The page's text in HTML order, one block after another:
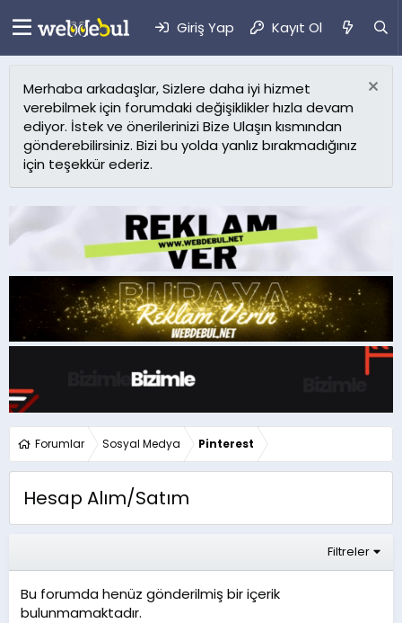
Giriş Yap Kayıt Ol
Merhaba arkadaşlar, Sizlere daha iyi hizmet
verebilmek için forumdaki değişiklikler hızla devam
ediyor. İstek ve önerilerinizi Bize Ulaşın kısmından
gönderebilirsiniz. Bizi bu yolda yanlız bırakmadığınız
için teşekkür ederiz.
Forumlar Sosyal Medya Pinterest
Hesap Alım/Satım
Filtreler
Bu forumda henüz gönderilmiş bir içerik
bulunmamaktadır.